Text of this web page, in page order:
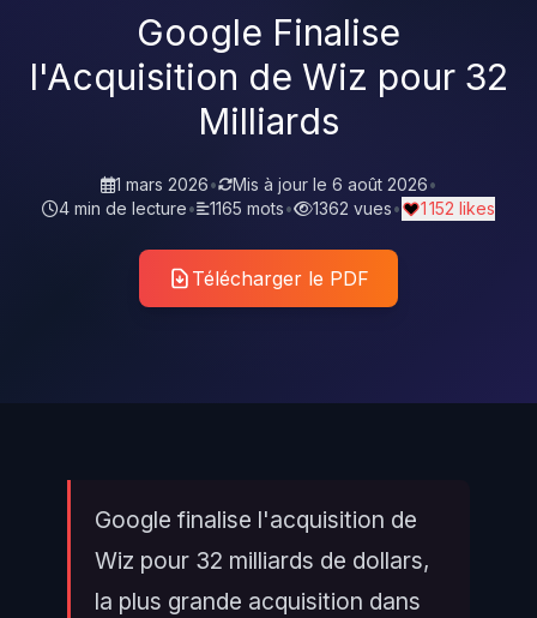
Google Finalise
l'Acquisition de Wiz pour 32
Milliards
1 mars 2026• Mis à jour le 6 août 2026•
4 min de lecture• 1165 mots• 1362 vues• 1 152 likes
Télécharger le PDF
Google finalise l'acquisition de
Wiz pour 32 milliards de dollars,
la plus grande acquisition dans